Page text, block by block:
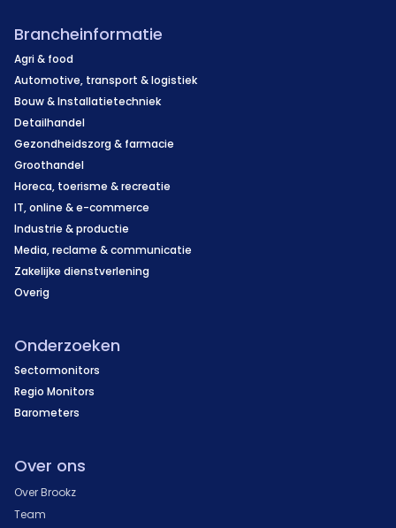
Brancheinformatie
Agri & food
Automotive, transport & logistiek
Bouw & Installatietechniek
Detailhandel
Gezondheidszorg & farmacie
Groothandel
Horeca, toerisme & recreatie
IT, online & e-commerce
Industrie & productie
Media, reclame & communicatie
Zakelijke dienstverlening
Overig
Onderzoeken
Sectormonitors
Regio Monitors
Barometers
Over ons
Over Brookz
Team